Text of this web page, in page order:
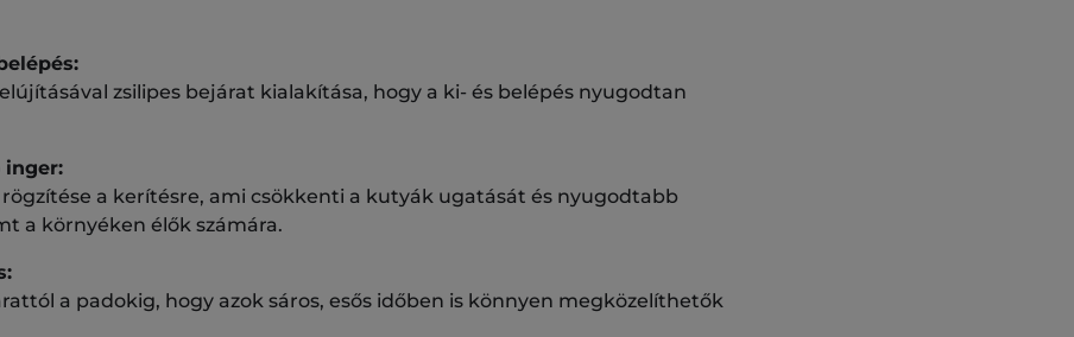
zsilipes bejárat kialakítása, hogy a ki- és belépés nyugodtan
inger:
a kerítésre, ami csökkenti a kutyák ugatását és nyugodtabb
a környéken élők számára.
a padokig, hogy azok sáros, esős időben is könnyen megközelíthetők